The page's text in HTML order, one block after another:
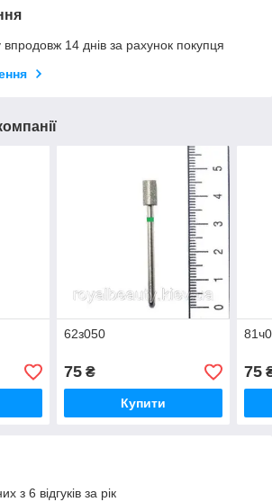
14 днів за рахунок покупця
62з050
75₴
Купити
75
з 6 відгуків за рік